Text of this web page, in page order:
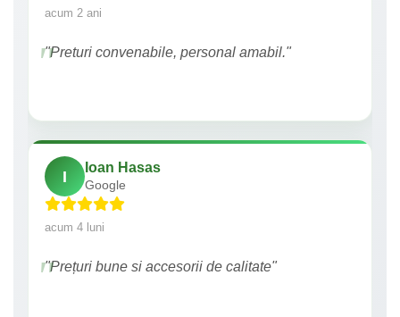
acum 2 ani
"Preturi convenabile, personal amabil."
I
Ioan Hasas
Google
acum 4 luni
"Prețuri bune si accesorii de calitate"